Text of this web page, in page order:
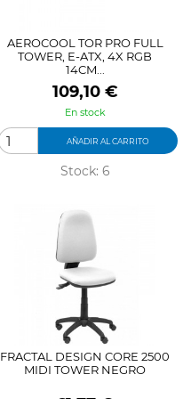
AEROCOOL TOR PRO FULL
TOWER, E-ATX, 4X RGB
14CM...
Precio
109,10 €
En stock
AÑADIR AL CARRITO
Stock: 6
FRACTAL DESIGN CORE 2500
MIDI TOWER NEGRO